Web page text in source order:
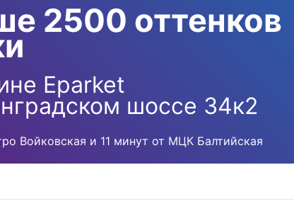
2500 оттенков
Eparket
шоссе 34к2
Войковская и 11 минут от МЦК Балтийская